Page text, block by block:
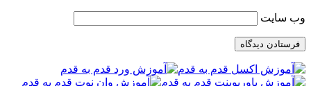
وب‌ سایت